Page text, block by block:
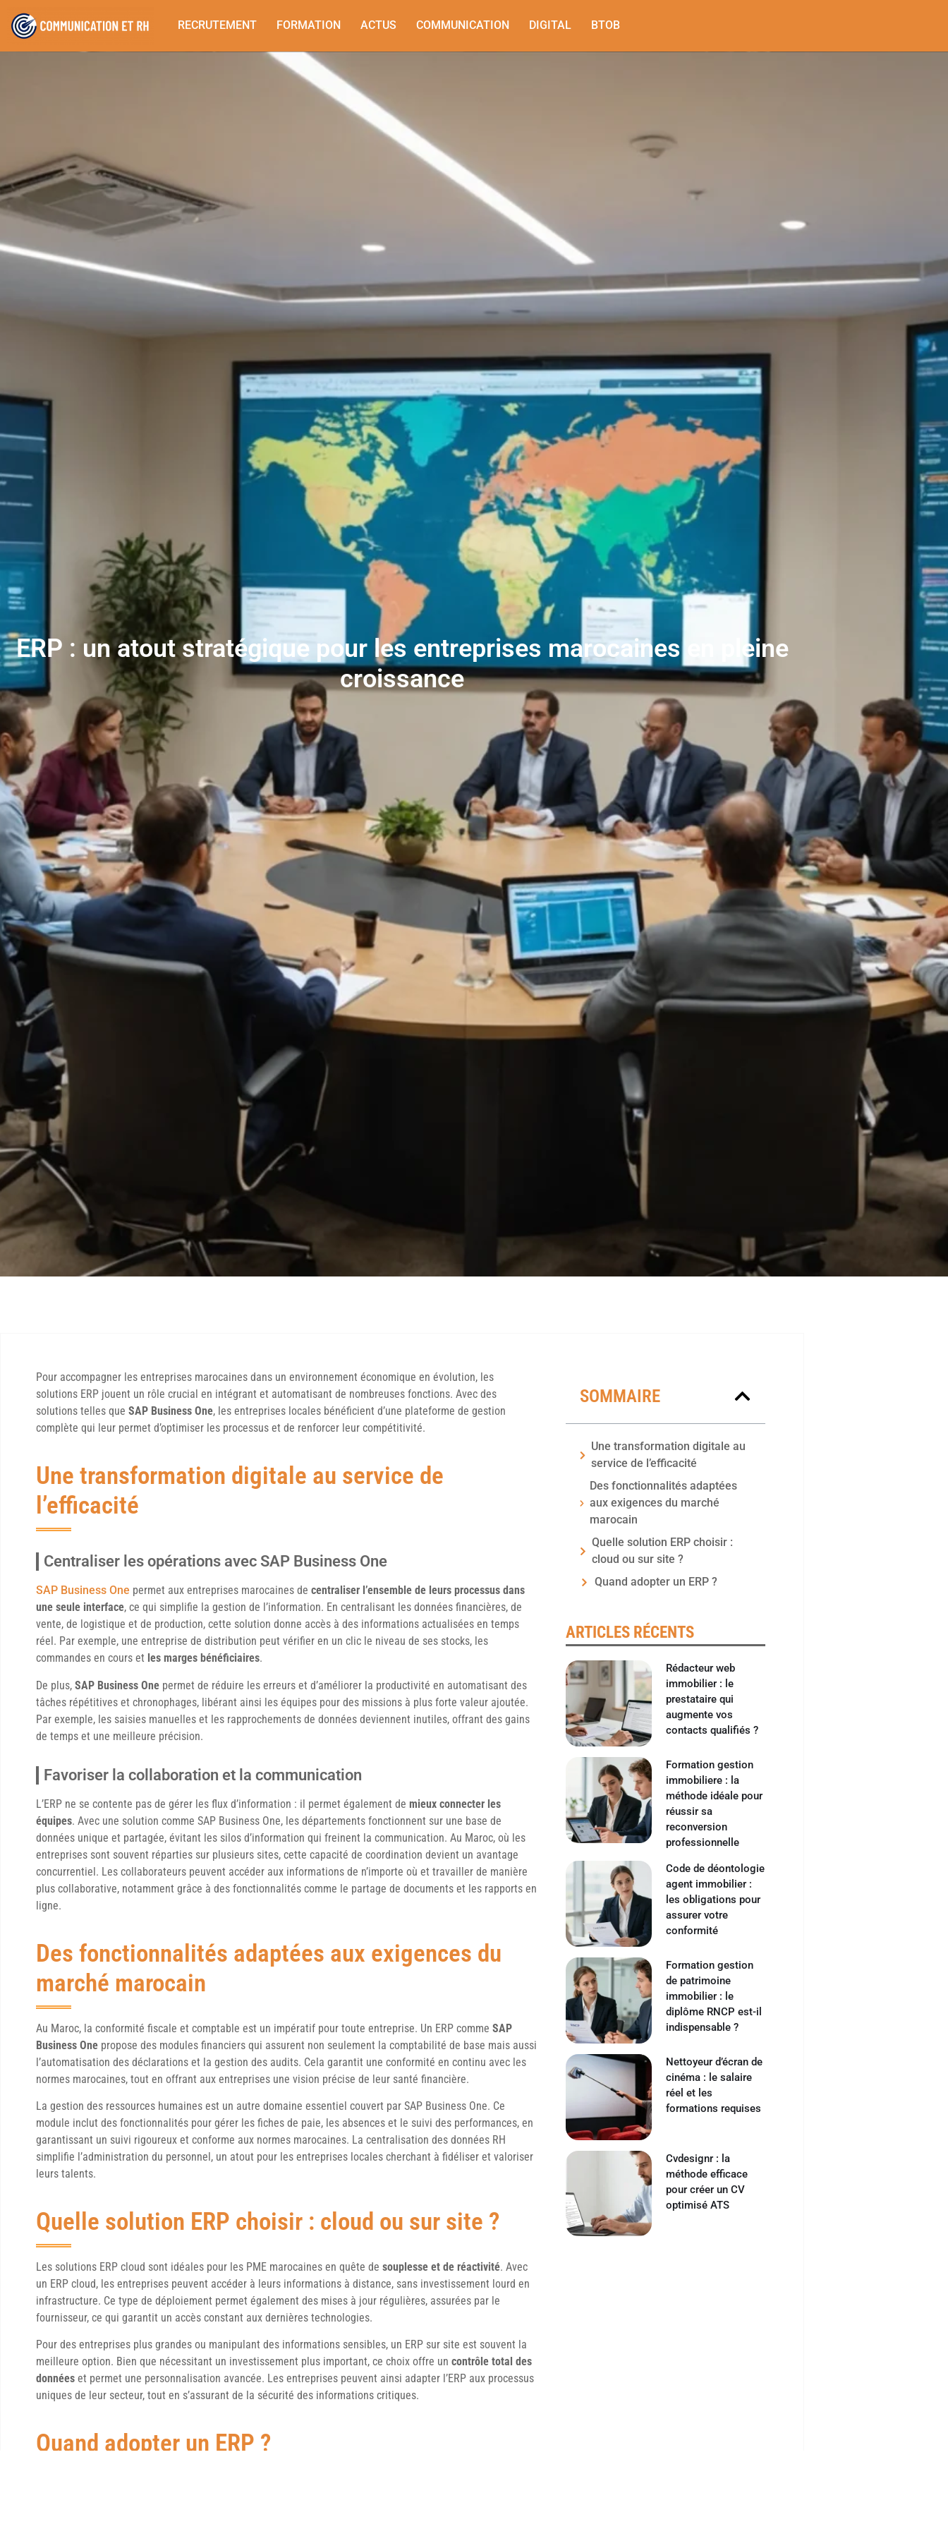
RECRUTEMENT FORMATION ACTUS COMMUNICATION DIGITAL BTOB
ERP : un atout stratégique pour les entreprises marocaines en pleine
croissance
Pour accompagner les entreprises marocaines dans un environnement économique en évolution, les
solutions ERP jouent un rôle crucial en intégrant et automatisant de nombreuses fonctions. Avec des
solutions telles que SAP Business One, les entreprises locales bénéficient d’une plateforme de gestion
complète qui leur permet d’optimiser les processus et de renforcer leur compétitivité.
Une transformation digitale au service de
l’efficacité
Centraliser les opérations avec SAP Business One
SAP Business One permet aux entreprises marocaines de centraliser l’ensemble de leurs processus dans
une seule interface, ce qui simplifie la gestion de l’information. En centralisant les données financières, de
vente, de logistique et de production, cette solution donne accès à des informations actualisées en temps
réel. Par exemple, une entreprise de distribution peut vérifier en un clic le niveau de ses stocks, les
commandes en cours et les marges bénéficiaires.
De plus, SAP Business One permet de réduire les erreurs et d’améliorer la productivité en automatisant des
tâches répétitives et chronophages, libérant ainsi les équipes pour des missions à plus forte valeur ajoutée.
Par exemple, les saisies manuelles et les rapprochements de données deviennent inutiles, offrant des gains
de temps et une meilleure précision.
Favoriser la collaboration et la communication
L’ERP ne se contente pas de gérer les flux d’information : il permet également de mieux connecter les
équipes. Avec une solution comme SAP Business One, les départements fonctionnent sur une base de
données unique et partagée, évitant les silos d’information qui freinent la communication. Au Maroc, où les
entreprises sont souvent réparties sur plusieurs sites, cette capacité de coordination devient un avantage
concurrentiel. Les collaborateurs peuvent accéder aux informations de n’importe où et travailler de manière
plus collaborative, notamment grâce à des fonctionnalités comme le partage de documents et les rapports en
ligne.
Des fonctionnalités adaptées aux exigences du
marché marocain
Au Maroc, la conformité fiscale et comptable est un impératif pour toute entreprise. Un ERP comme SAP
Business One propose des modules financiers qui assurent non seulement la comptabilité de base mais aussi
l’automatisation des déclarations et la gestion des audits. Cela garantit une conformité en continu avec les
normes marocaines, tout en offrant aux entreprises une vision précise de leur santé financière.
La gestion des ressources humaines est un autre domaine essentiel couvert par SAP Business One. Ce
module inclut des fonctionnalités pour gérer les fiches de paie, les absences et le suivi des performances, en
garantissant un suivi rigoureux et conforme aux normes marocaines. La centralisation des données RH
simplifie l’administration du personnel, un atout pour les entreprises locales cherchant à fidéliser et valoriser
leurs talents.
Quelle solution ERP choisir : cloud ou sur site ?
Les solutions ERP cloud sont idéales pour les PME marocaines en quête de souplesse et de réactivité. Avec
un ERP cloud, les entreprises peuvent accéder à leurs informations à distance, sans investissement lourd en
infrastructure. Ce type de déploiement permet également des mises à jour régulières, assurées par le
fournisseur, ce qui garantit un accès constant aux dernières technologies.
Pour des entreprises plus grandes ou manipulant des informations sensibles, un ERP sur site est souvent la
meilleure option. Bien que nécessitant un investissement plus important, ce choix offre un contrôle total des
données et permet une personnalisation avancée. Les entreprises peuvent ainsi adapter l’ERP aux processus
uniques de leur secteur, tout en s’assurant de la sécurité des informations critiques.
Quand adopter un ERP ?
SOMMAIRE
Une transformation digitale au
service de l’efficacité
Des fonctionnalités adaptées
aux exigences du marché
marocain
Quelle solution ERP choisir :
cloud ou sur site ?
Quand adopter un ERP ?
ARTICLES RÉCENTS
Rédacteur web
immobilier : le
prestataire qui
augmente vos
contacts qualifiés ?
Formation gestion
immobiliere : la
méthode idéale pour
réussir sa
reconversion
professionnelle
Code de déontologie
agent immobilier :
les obligations pour
assurer votre
conformité
Formation gestion
de patrimoine
immobilier : le
diplôme RNCP est-il
indispensable ?
Nettoyeur d’écran de
cinéma : le salaire
réel et les
formations requises
Cvdesignr : la
méthode efficace
pour créer un CV
optimisé ATS